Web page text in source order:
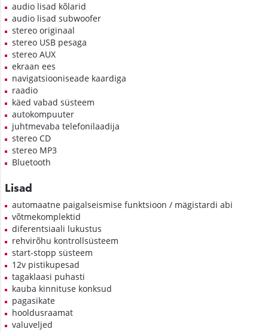
audio lisad kõlarid
audio lisad subwoofer
stereo originaal
stereo USB pesaga
stereo AUX
ekraan ees
navigatsiooniseade kaardiga
raadio
käed vabad süsteem
autokompuuter
juhtmevaba telefonilaadija
stereo CD
stereo MP3
Bluetooth
Lisad
automaatne paigalseismise funktsioon / mägistardi abi
võtmekomplektid
diferentsiaali lukustus
rehvirõhu kontrollsüsteem
start-stopp süsteem
12v pistikupesad
tagaklaasi puhasti
kauba kinnituse konksud
pagasikate
hooldusraamat
valuveljed